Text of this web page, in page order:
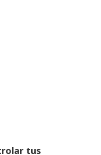
tus